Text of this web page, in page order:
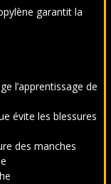
garantit la
l’apprentissage de
évite les blessures
des manches